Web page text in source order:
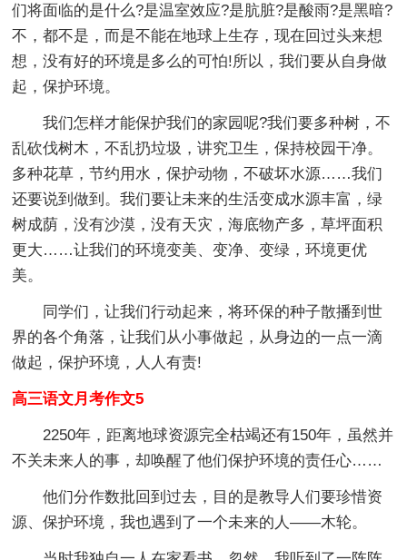
们将面临的是什么?是温室效应?是肮脏?是酸雨?是黑暗?
不，都不是，而是不能在地球上生存，现在回过头来想
想，没有好的环境是多么的可怕!所以，我们要从自身做
起，保护环境。
我们怎样才能保护我们的家园呢?我们要多种树，不
乱砍伐树木，不乱扔垃圾，讲究卫生，保持校园干净。
多种花草，节约用水，保护动物，不破坏水源……我们
还要说到做到。我们要让未来的生活变成水源丰富，绿
树成荫，没有沙漠，没有天灾，海底物产多，草坪面积
更大……让我们的环境变美、变净、变绿，环境更优
美。
同学们，让我们行动起来，将环保的种子散播到世
界的各个角落，让我们从小事做起，从身边的一点一滴
做起，保护环境，人人有责!
高三语文月考作文5
2250年，距离地球资源完全枯竭还有150年，虽然并
不关未来人的事，却唤醒了他们保护环境的责任心……
他们分作数批回到过去，目的是教导人们要珍惜资
源、保护环境，我也遇到了一个未来的人——木轮。